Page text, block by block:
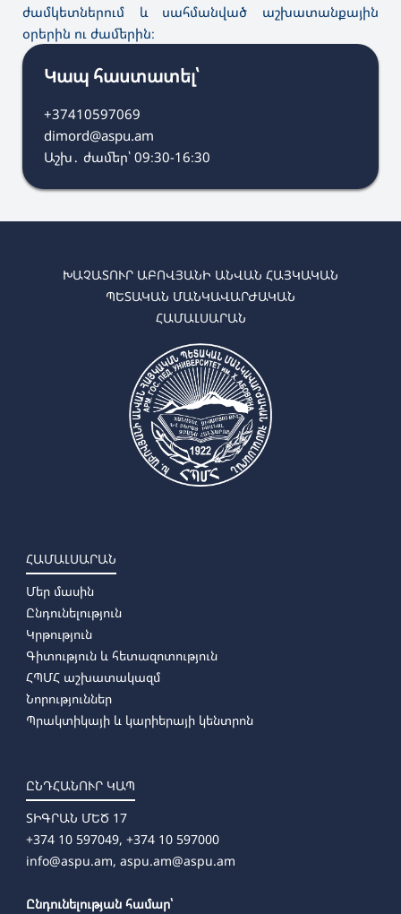
ժամկետներում և սահմանված աշխատանքային
օրերին ու ժամերին։
Կապ հաստատել՝
+37410597069
dimord@aspu.am
Աշխ․ ժամեր՝ 09։30-16։30
ԽԱՉԱՏՈՒՐ ԱԲՈՎՅԱՆԻ ԱՆՎԱՆ ՀԱՅԿԱԿԱՆ
ՊԵՏԱԿԱՆ ՄԱՆԿԱՎԱՐԺԱԿԱՆ
ՀԱՄԱԼՍԱՐԱՆ
ՀԱՄԱԼՍԱՐԱՆ
Մեր մասին
Ընդունելություն
Կրթություն
Գիտություն և հետազոտություն
ՀՊՄՀ աշխատակազմ
Նորություններ
Պրակտիկայի և կարիերայի կենտրոն
ԸՆԴՀԱՆՈՒՐ ԿԱՊ
ՏԻԳՐԱՆ ՄԵԾ 17
+374 10 597049, +374 10 597000
info@aspu.am, aspu.am@aspu.am
Ընդունելության համար՝